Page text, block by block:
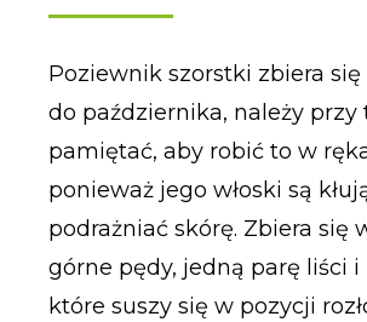
Poziewnik szorstki zbiera się
do października, należy przy
pamiętać, aby robić to w
ponieważ jego włoski są
podrażniać skórę. Zbiera się
górne pędy, jedną parę liści i
które suszy się w pozycji